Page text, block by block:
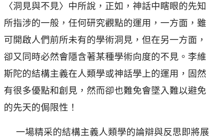
〈洞見與不見〉中所說，正如，神話中瞎眼的先知
所指涉的一般，任何研究觀點的運用，一方面，雖
可開啟人們前所未有的學術洞見，但在另一方面，
卻又同時必然會隱含著某種學術向度的不見。李維
斯陀的結構主義在人類學或神話學上的運用，固然
有很多優點和創見，然而卻也難免會墜入難以避免
的先天的侷限性！
一場精采的結構主義人類學的論辯與反思即將展